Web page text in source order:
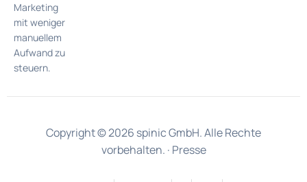
Marketing
mit weniger
manuellem
Aufwand zu
steuern.
Copyright © 2026 spinic GmbH. Alle Rechte
vorbehalten. · Presse